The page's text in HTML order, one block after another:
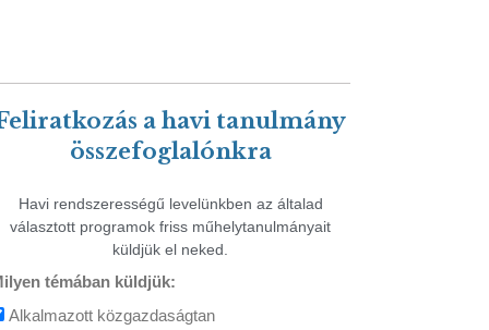
a havi tanulmány
összefoglalónkra
Havi rendszerességű levelünkben az általad
választott programok friss műhelytanulmányait
küldjük el neked.
témában küldjük:
Alkalmazott közgazdaságtan